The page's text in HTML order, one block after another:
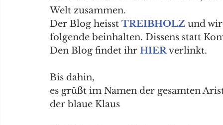
Welt zusammen.
Der Blog heisst TREIBHOLZ und
folgende beinhalten. Dissens statt
Den Blog findet ihr HIER verlinkt.
Bis dahin,
es grüßt im Namen der gesamten
der blaue Klaus